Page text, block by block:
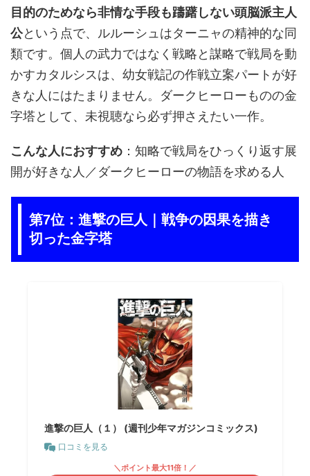
目的のためなら非情な手段も躊躇しない頭脳派主人
公という点で、ルルーシュはターニャの精神的な同
類です。個人の武力ではなく戦略と謀略で戦局を動
かすカタルシスは、幼女戦記の作戦立案パートが好
きな人にはたまりません。ダークヒーローものの金
字塔として、未視聴なら必ず押さえたい一作。
こんな人におすすめ ：知略で戦局をひっくり返す展
開が好きな人／ダークヒーローの物語を求める人
第7位：進撃の巨人｜戦争の因果を描き
切った金字塔
進撃の巨人（１） (週刊少年マガジンコミックス)
口コミを見る
＼ポイント最大11倍！／